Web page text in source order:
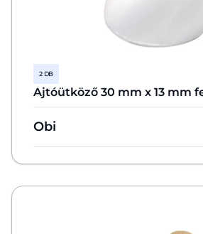
2 DB
Ajtóütköző 30 mm x 13 mm
Obi